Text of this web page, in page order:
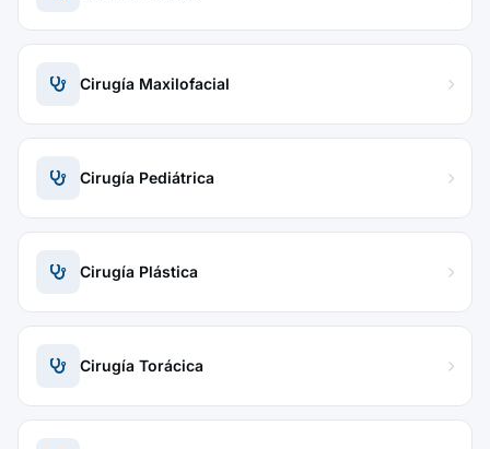
Cirugía Maxilofacial
Cirugía Pediátrica
Cirugía Plástica
Cirugía Torácica